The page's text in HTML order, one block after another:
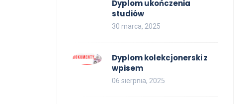
Dyplom ukończenia
studiów
30 marca, 2025
Dyplom kolekcjonerski z
wpisem
06 sierpnia, 2025